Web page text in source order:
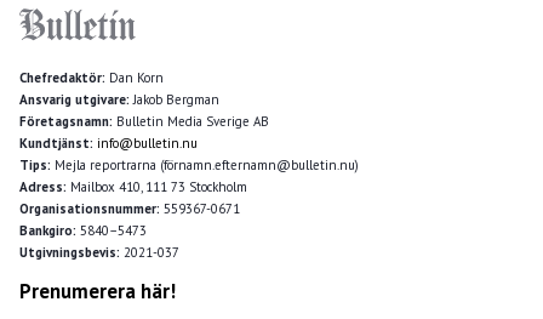
Chefredaktör: Dan Korn
Ansvarig utgivare:Jakob Bergman
Företagsnamn: Bulletin Media Sverige AB
Kundtjänst: info@bulletin.nu
Tips: Mejla reportrarna (förnamn.efternamn@bulletin.nu)
Adress: Mailbox 410, 111 73 Stockholm
Organisationsnummer: 559367-0671
Bankgiro: 5840–5473
Utgivningsbevis: 2021-037
Prenumerera här!